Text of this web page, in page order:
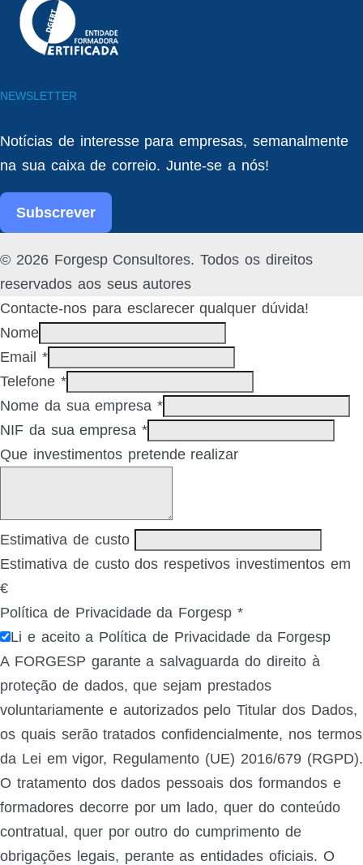
NEWSLETTER
Notícias de interesse para empresas, semanalmente
na sua caixa de correio. Junte-se a nós!
Subscrever
Facebook
Linked
In
© 2026 Forgesp Consultores. Todos os direitos
reservados aos seus autores
Contacte-nos para esclarecer qualquer dúvida!
Nome
Email *
Telefone *
Nome da sua empresa*
NIF da sua empresa*
Que investimentos pretende realizar
Estimativa de custo
Estimativa de custo dos respetivos investimentos em
€
Política de Privacidade da Forgesp *
Li e aceito a Política de Privacidade da Forgesp
A FORGESP garante a salvaguarda do direito à
proteção de dados, que sejam prestados
voluntariamente e autorizados pelo Titular dos Dados,
os quais serão tratados confidencialmente, nos termos
da Lei em vigor, Regulamento (UE) 2016/679 (RGPD).
O tratamento dos dados pessoais dos formandos e
formadores decorre por um lado, quer do conteúdo
contratual, quer por outro do cumprimento de
obrigações legais, perante as entidades oficiais. O